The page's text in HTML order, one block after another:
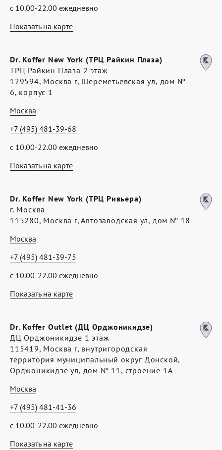
Показать на карте
с 10.00-22.00 ежедневно
Показать на карте
Dr. Koffer New York (ТРЦ Райкин Плаза)
ТРЦ Райкин Плаза 2 этаж
129594, Москва г, Шереметьевская ул, дом №
6, корпус 1
Москва
с 10.00-22.00 ежедневно
+7 (495) 481-39-68
Показать на карте
Dr. Koffer New York (ТРЦ Ривьера)
г. Москва
115280, Москва г, Автозаводская ул, дом № 18
Москва
с 10.00-22.00 ежедневно
+7 (495) 481-39-75
Показать на карте
Dr. Koffer Outlet (ДЦ Орджоникидзе)
ДЦ Орджоникидзе 1 этаж
115419, Москва г, внутригородская
территория муниципальный округ Донской,
Орджоникидзе ул, дом № 11, строение 1А
Москва
с 10.00-22.00 ежедневно
+7 (495) 481-41-36